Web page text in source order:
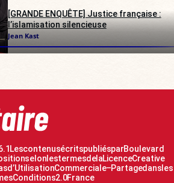
[GRANDE ENQUÊTE] Justice française :
l’islamisation silencieuse
Jean Kast
Les contenus écrits publiés par Boulevard
selon les termes de la Licence Creative
d’Utilisation Commerciale – Partage dans les
Conditions 2.0 France